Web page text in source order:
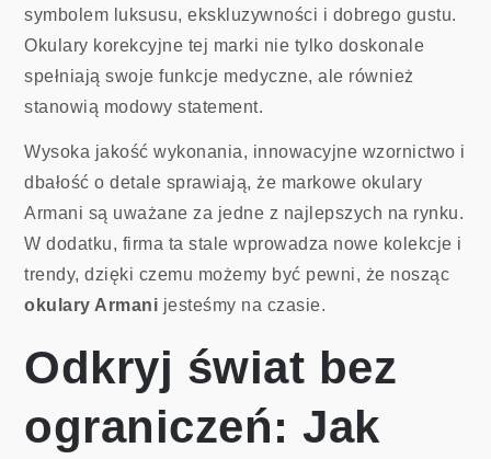
symbolem luksusu, ekskluzywności i dobrego gustu.
Okulary korekcyjne tej marki nie tylko doskonale
spełniają swoje funkcje medyczne, ale również
stanowią modowy statement.
Wysoka jakość wykonania, innowacyjne wzornictwo i
dbałość o detale sprawiają, że markowe okulary
Armani są uważane za jedne z najlepszych na rynku.
W dodatku, firma ta stale wprowadza nowe kolekcje i
trendy, dzięki czemu możemy być pewni, że nosząc
okulary Armani jesteśmy na czasie.
Odkryj świat bez
ograniczeń: Jak